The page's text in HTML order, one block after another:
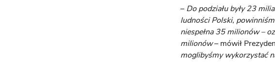
– Do podziału były 23
ludności Polski,
niespełna 35 milionów –
milionów– mówił
moglibyśmy wykorzystać